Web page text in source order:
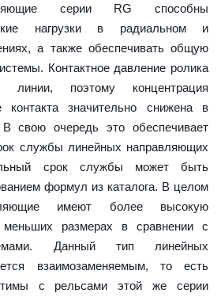
серии RG способны
нагрузки в радиальном и
а также обеспечивать общую
Контактное давление ролика
линии, поэтому концентрация
контакта значительно снижена в
свою очередь это обеспечивает
службы линейных направляющих
срок службы может быть
формул из каталога. В целом
имеют более высокую
меньших размерах в сравнении с
Данный тип линейных
взаимозаменяемым, то есть
с рельсами этой же серии